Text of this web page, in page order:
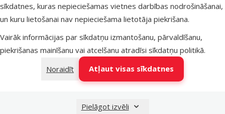
sīkdatnes, kuras nepieciešamas vietnes darbības nodrošināšanai,
un kuru lietošanai nav nepieciešama lietotāja piekrišana.
Vairāk informācijas par sīkdatņu izmantošanu, pārvaldīšanu,
piekrišanas mainīšanu vai atcelšanu atradīsi sīkdatņu politikā.
Noraidīt
Atļaut visas sīkdatnes
Pielāgot izvēli
Šampūns
kucēniem –
Beaphar BIO
Puppy
Shampoo, 200
Atsauksmes 0%
Cena
12,99 €